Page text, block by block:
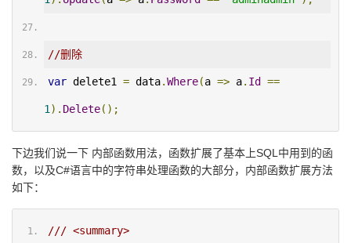
//删除
var delete1 = data.Where(a => a. Id ==
1 ). Delete();
下边我们说一下 内部函数用法，函数扩展了基本上SQL中用到的函
数，以及C#语言中的字符串处理函数的大部分，内部函数扩展方法
如下：
/// <summary>